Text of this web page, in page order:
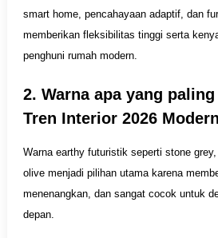
smart home, pencahayaan adaptif, dan
memberikan fleksibilitas tinggi serta
penghuni rumah modern.
2. Warna apa yang
Tren Interior 2026
Warna earthy futuristik seperti stone
olive menjadi pilihan utama karena
menenangkan, dan sangat cocok untuk
depan.